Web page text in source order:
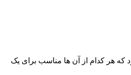
که هر کدام از آن ها مناسب برای یک